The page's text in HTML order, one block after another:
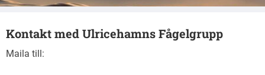
Vad du kan göra
Fågelgruppen
Kontakt med Ulricehamns Fågelgrupp
Maila till: